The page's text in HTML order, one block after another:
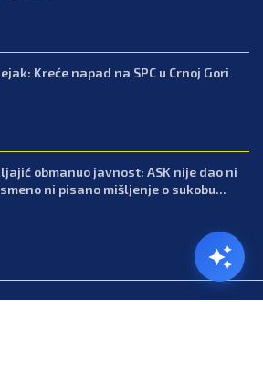
Kreće napad na SPC u Crnoj Gori
obmanuo javnost: ASK nije dao ni
ni pisano mišljenje o sukobu...